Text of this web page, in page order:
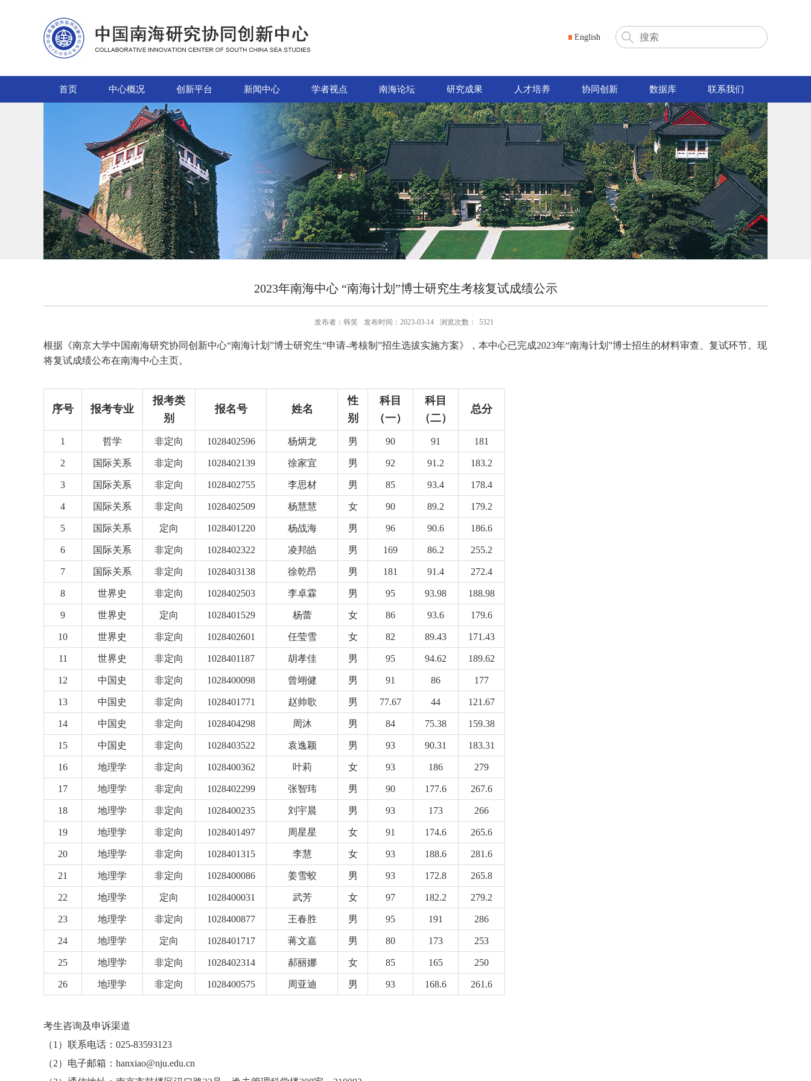
English
首页 中心概况 创新平台 新闻中心 学者视点 南海论坛 研究成果 人才培养 协同创新 数据库 联系我们
2023年南海中心 “南海计划”博士研究生考核复试成绩公示
发布者：韩笑 发布时间：2023-03-14 浏览次数： 5321
根据《南京大学中国南海研究协同创新中心“南海计划”博士研究生“申请-考核制”招生选拔实施方案》，本中心已完成2023年“南海计划”博士招生的材料审查、复试环节。现
将复试成绩公布在南海中心主页。
序号 报考专业
报考类
别
报名号 姓名
性
别
科目
（一）
科目
（二）
总分
1 哲学 非定向 1028402596 杨炳龙 男 90 91 181
2 国际关系 非定向 1028402139 徐家宜 男 92 91.2 183.2
3 国际关系 非定向 1028402755 李思材 男 85 93.4 178.4
4 国际关系 非定向 1028402509 杨慧慧 女 90 89.2 179.2
5 国际关系 定向 1028401220 杨战海 男 96 90.6 186.6
6 国际关系 非定向 1028402322 凌邦皓 男 169 86.2 255.2
7 国际关系 非定向 1028403138 徐乾昂 男 181 91.4 272.4
8 世界史 非定向 1028402503 李卓霖 男 95 93.98 188.98
9 世界史 定向 1028401529 杨蕾 女 86 93.6 179.6
10 世界史 非定向 1028402601 任莹雪 女 82 89.43 171.43
11 世界史 非定向 1028401187 胡孝佳 男 95 94.62 189.62
12 中国史 非定向 1028400098 曾翊健 男 91 86 177
13 中国史 非定向 1028401771 赵帅歌 男 77.67 44 121.67
14 中国史 非定向 1028404298 周沐 男 84 75.38 159.38
15 中国史 非定向 1028403522 袁逸颖 男 93 90.31 183.31
16 地理学 非定向 1028400362 叶莉 女 93 186 279
17 地理学 非定向 1028402299 张智玮 男 90 177.6 267.6
18 地理学 非定向 1028400235 刘宇晨 男 93 173 266
19 地理学 非定向 1028401497 周星星 女 91 174.6 265.6
20 地理学 非定向 1028401315 李慧 女 93 188.6 281.6
21 地理学 非定向 1028400086 姜雪蛟 男 93 172.8 265.8
22 地理学 定向 1028400031 武芳 女 97 182.2 279.2
23 地理学 非定向 1028400877 王春胜 男 95 191 286
24 地理学 定向 1028401717 蒋文嘉 男 80 173 253
25 地理学 非定向 1028402314 郝丽娜 女 85 165 250
26 地理学 非定向 1028400575 周亚迪 男 93 168.6 261.6
考生咨询及申诉渠道
（1）联系电话：025-83593123
（2）电子邮箱：hanxiao@nju.edu.cn